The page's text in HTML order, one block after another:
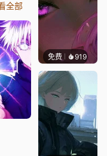
全部
免费 919辰东